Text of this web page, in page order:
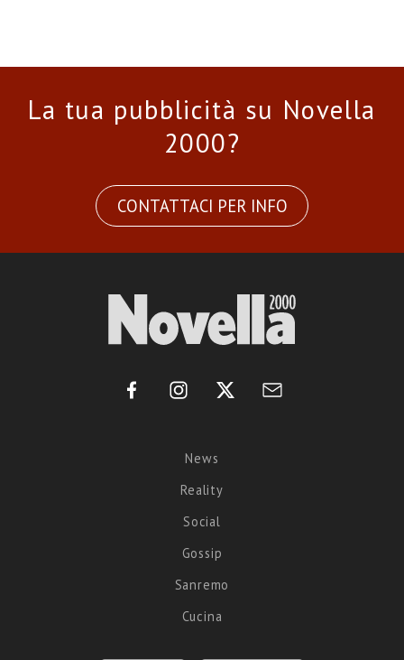
La tua pubblicità su Novella
2000?
CONTATTACI PER INFO
News
Reality
Social
Gossip
Sanremo
Cucina